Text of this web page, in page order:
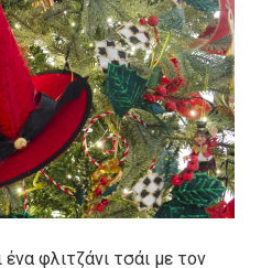
ένα φλιτζάνι τσάι με τον